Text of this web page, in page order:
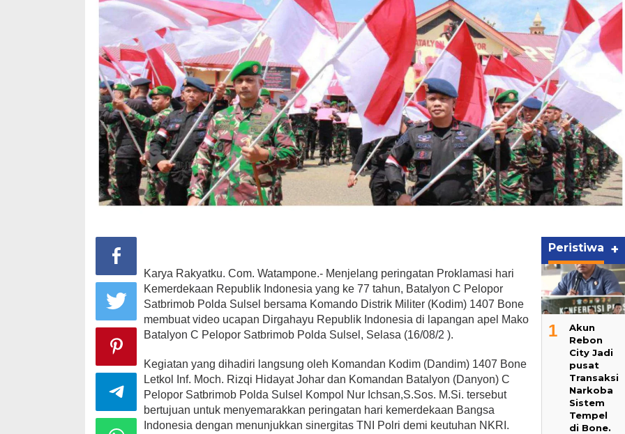
Karya Rakyatku. Com. Watampone.- Menjelang peringatan Proklamasi hari
Kemerdekaan Republik Indonesia yang ke 77 tahun, Batalyon C Pelopor
Satbrimob Polda Sulsel bersama Komando Distrik Militer (Kodim) 1407 Bone
membuat video ucapan Dirgahayu Republik Indonesia di lapangan apel Mako
Batalyon C Pelopor Satbrimob Polda Sulsel, Selasa (16/08/2 ).
Kegiatan yang dihadiri langsung oleh Komandan Kodim (Dandim) 1407 Bone
Letkol Inf. Moch. Rizqi Hidayat Johar dan Komandan Batalyon (Danyon) C
Pelopor Satbrimob Polda Sulsel Kompol Nur Ichsan,S.Sos. M.Si. tersebut
bertujuan untuk menyemarakkan peringatan hari kemerdekaan Bangsa
Indonesia dengan menunjukkan sinergitas TNI Polri demi keutuhan NKRI.
Peristiwa +
1
Akun
Rebon
City Jadi
pusat
Transaksi
Narkoba
Sistem
Tempel
di Bone.